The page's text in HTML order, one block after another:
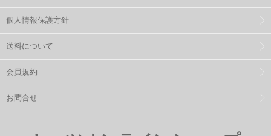
個人情報保護方針
送料について
会員規約
お問合せ